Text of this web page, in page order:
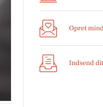
Opret
Indsend